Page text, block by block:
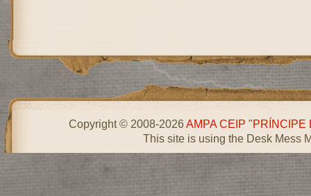
Copyright © 2008-2026AMPA CEIP "PRÍNCIPE
This site is using the Desk Mess